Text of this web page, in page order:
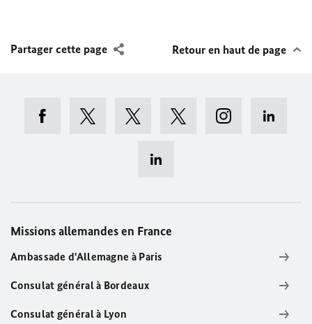
Partager cette page Retour en haut de page
Missions allemandes en France
Ambassade d'Allemagne à Paris
Consulat général à Bordeaux
Consulat général à Lyon